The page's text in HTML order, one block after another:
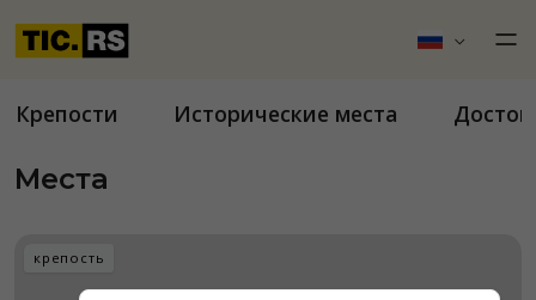
Крепости Исторические места
Места
крепость